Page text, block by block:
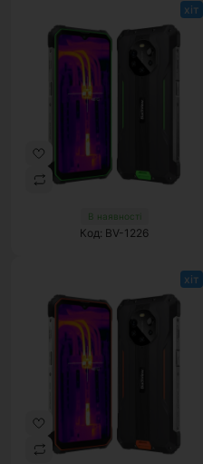
хіт
В наявності
Код: BV-1226
хіт